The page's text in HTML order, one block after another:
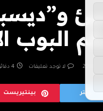
حكم البوب
لا توجد تعليقات 4 دقائق
تويتر بينتيريست